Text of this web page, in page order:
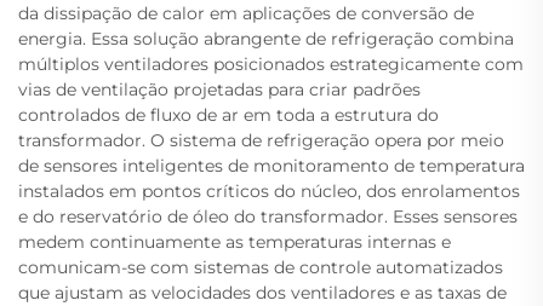
da dissipação de calor em aplicações de conversão de
energia. Essa solução abrangente de refrigeração combina
múltiplos ventiladores posicionados estrategicamente com
vias de ventilação projetadas para criar padrões
controlados de fluxo de ar em toda a estrutura do
transformador. O sistema de refrigeração opera por meio
de sensores inteligentes de monitoramento de temperatura
instalados em pontos críticos do núcleo, dos enrolamentos
e do reservatório de óleo do transformador. Esses sensores
medem continuamente as temperaturas internas e
comunicam-se com sistemas de controle automatizados
que ajustam as velocidades dos ventiladores e as taxas de